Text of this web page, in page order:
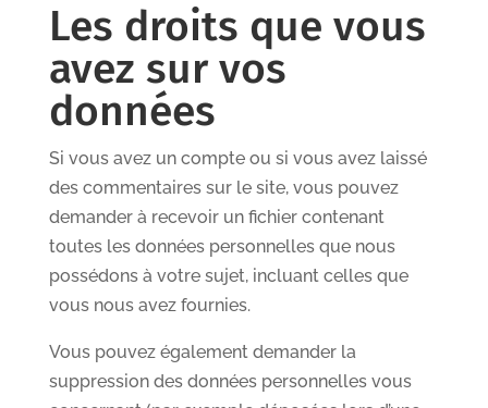
Les droits que vous
avez sur vos
données
Si vous avez un compte ou si vous avez laissé
des commentaires sur le site, vous pouvez
demander à recevoir un fichier contenant
toutes les données personnelles que nous
possédons à votre sujet, incluant celles que
vous nous avez fournies.
Vous pouvez également demander la
suppression des données personnelles vous